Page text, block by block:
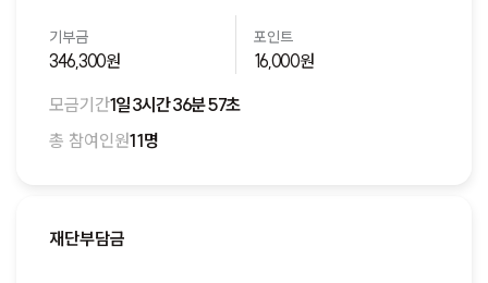
기부금
346,300원
포인트
16,000원
모금기간1일 3시간 36분 57초
총 참여인원11명
재단부담금